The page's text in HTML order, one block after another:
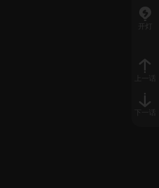
开灯
上一话
下一话